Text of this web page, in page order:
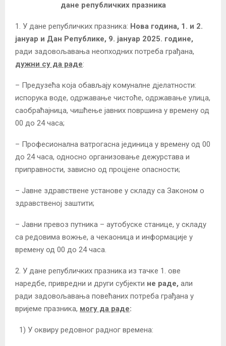
дане републичких празника
1. У дане републичких празника: Нова година, 1. и 2.
јануар и Дан Републике, 9. јануар 2025. године,
ради задовољавања неопходних потреба грађана,
дужни су да раде:
– Предузећа која обављају комуналне дјелатности:
испорука воде, одржавање чистоће, одржавање улица,
саобраћајница, чишћење јавних површина у времену од
00 до 24 часа;
– Професионална ватрогасна јединица у времену од 00
до 24 часа, односно организовање дежурстава и
приправности, зависно од процјене опасности;
– Јавне здравствене установе у складу са Законом о
здравственој заштити;
– Јавни превоз путника – аутобуске станице, у складу
са редовима вожње, а чекаоница и информације у
времену од 00 до 24 часа.
2. У дане републичких празника из тачке 1. ове
наредбе, привредни и други субјекти не раде, али
ради задовољавања повећаних потреба грађана у
вријеме празника, могу да раде:
1) У оквиру редовног радног времена: